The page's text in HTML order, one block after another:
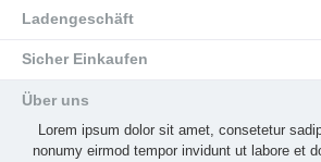
Ladengeschäft
Sicher Einkaufen
Über uns
Lorem ipsum dolor sit amet, consetetur
nonumy eirmod tempor invidunt ut labore et